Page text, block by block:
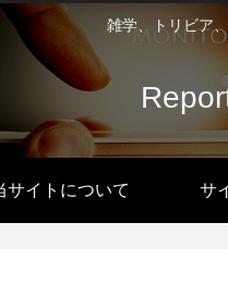
雑学、トリビア
サイトについて サ